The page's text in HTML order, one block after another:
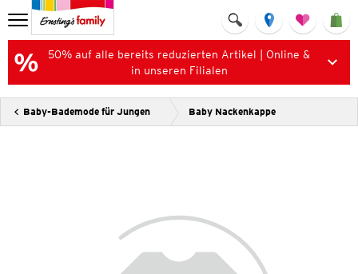
50% auf alle bereits reduzierten Artikel | Online &
in unseren Filialen
Baby-Bademode für Jungen Baby Nackenkappe